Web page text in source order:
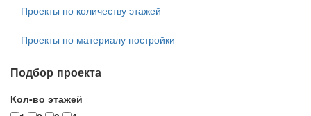
Проекты по количеству этажей
Проекты по материалу постройки
Подбор проекта
Кол-во этажей